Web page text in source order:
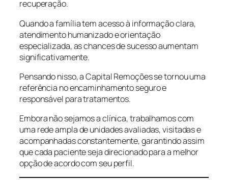
recuperação.
Quando a família tem acesso à informação clara,
atendimento humanizado e orientação
especializada, as chances de sucesso aumentam
significativamente.
Pensando nisso, a Capital Remoções se tornou uma
referência no encaminhamento seguro e
responsável para tratamentos.
Embora não sejamos a clínica, trabalhamos com
uma rede ampla de unidades avaliadas, visitadas e
acompanhadas constantemente, garantindo assim
que cada paciente seja direcionado para a melhor
opção de acordo com seu perfil.